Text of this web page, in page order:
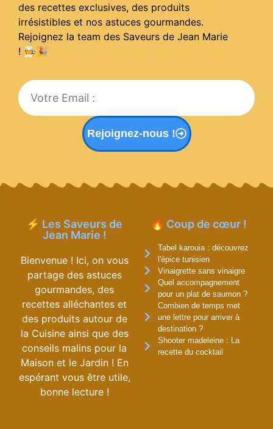
des recettes exclusives, des produits
irrésistibles et nos astuces gourmandes.
Rejoignez la team des Saveurs de Jean Marie
! 🧑‍🍳🎉
Rejoignez-nous !
⚡ Les Saveurs de
Jean Marie !
Bienvenue ! Ici, on vous
partage des astuces
gourmandes, des
recettes alléchantes et
des produits autour de
la Cuisine ainsi que des
conseils malins pour la
Maison et le Jardin ! En
espérant vous être utile,
bonne lecture !
🔥 Coup de cœur !
Tabel karouia : découvrez
l'épice tunisien
Vinaigrette sans vinaigre
Quel accompagnement
pour un plat de saumon ?
Combien de temps met
une lettre pour arriver à
destination ?
Shooter madeleine : La
recette du cocktail